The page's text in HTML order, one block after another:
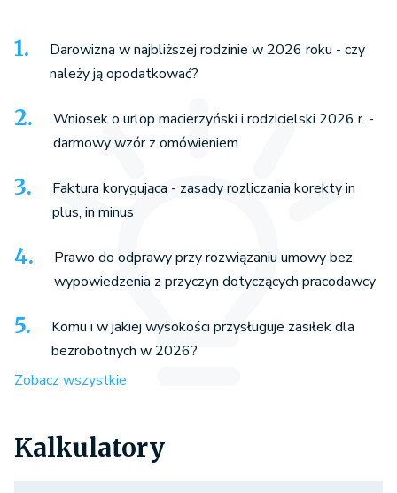
Darowizna w najbliższej rodzinie w 2026 roku - czy
należy ją opodatkować?
Wniosek o urlop macierzyński i rodzicielski 2026 r. -
darmowy wzór z omówieniem
Faktura korygująca - zasady rozliczania korekty in
plus, in minus
Prawo do odprawy przy rozwiązaniu umowy bez
wypowiedzenia z przyczyn dotyczących pracodawcy
Komu i w jakiej wysokości przysługuje zasiłek dla
bezrobotnych w 2026?
Zobacz wszystkie
Kalkulatory